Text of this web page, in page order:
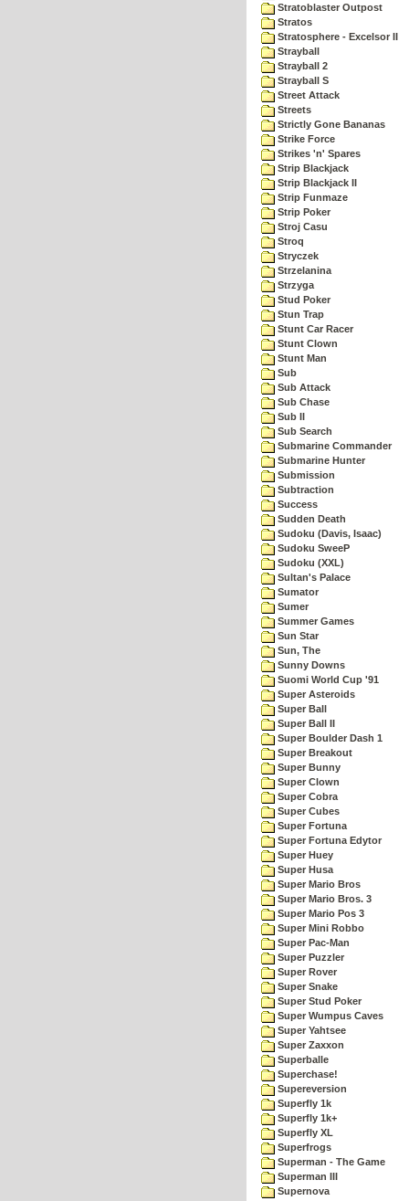
Stratoblaster Outpost
Stratos
Stratosphere - Excelsor II
Strayball
Strayball 2
Strayball S
Street Attack
Streets
Strictly Gone Bananas
Strike Force
Strikes 'n' Spares
Strip Blackjack
Strip Blackjack II
Strip Funmaze
Strip Poker
Stroj Casu
Stroq
Stryczek
Strzelanina
Strzyga
Stud Poker
Stun Trap
Stunt Car Racer
Stunt Clown
Stunt Man
Sub
Sub Attack
Sub Chase
Sub II
Sub Search
Submarine Commander
Submarine Hunter
Submission
Subtraction
Success
Sudden Death
Sudoku (Davis, Isaac)
Sudoku SweeP
Sudoku (XXL)
Sultan's Palace
Sumator
Sumer
Summer Games
Sun Star
Sun, The
Sunny Downs
Suomi World Cup '91
Super Asteroids
Super Ball
Super Ball II
Super Boulder Dash 1
Super Breakout
Super Bunny
Super Clown
Super Cobra
Super Cubes
Super Fortuna
Super Fortuna Edytor
Super Huey
Super Husa
Super Mario Bros
Super Mario Bros. 3
Super Mario Pos 3
Super Mini Robbo
Super Pac-Man
Super Puzzler
Super Rover
Super Snake
Super Stud Poker
Super Wumpus Caves
Super Yahtsee
Super Zaxxon
Superballe
Superchase!
Supereversion
Superfly 1k
Superfly 1k+
Superfly XL
Superfrogs
Superman - The Game
Superman III
Supernova